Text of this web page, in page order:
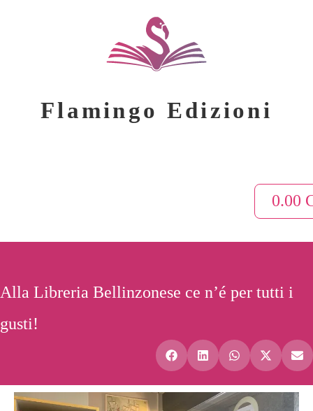
Flamingo Edizioni
0.00
Alla Libreria Bellinzonese ce n’é per tutti i
gusti!